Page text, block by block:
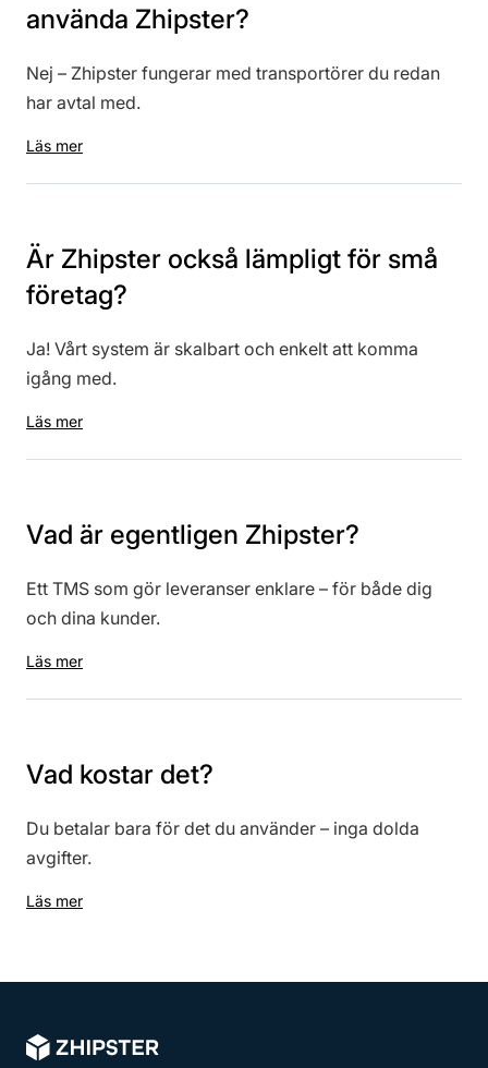
använda Zhipster?
Nej – Zhipster fungerar med transportörer du redan
har avtal med.
Läs mer
Är Zhipster också lämpligt för små
företag?
Ja! Vårt system är skalbart och enkelt att komma
igång med.
Läs mer
Vad är egentligen Zhipster?
Ett TMS som gör leveranser enklare – för både dig
och dina kunder.
Läs mer
Vad kostar det?
Du betalar bara för det du använder – inga dolda
avgifter.
Läs mer